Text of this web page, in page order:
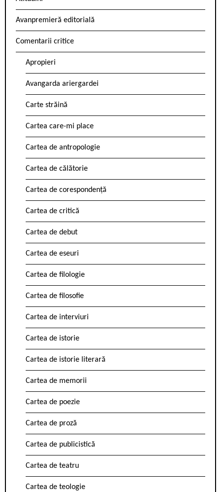
Avanpremieră editorială
Comentarii critice
Apropieri
Avangarda ariergardei
Carte străină
Cartea care-mi place
Cartea de antropologie
Cartea de călătorie
Cartea de corespondență
Cartea de critică
Cartea de debut
Cartea de eseuri
Cartea de filologie
Cartea de filosofie
Cartea de interviuri
Cartea de istorie
Cartea de istorie literară
Cartea de memorii
Cartea de poezie
Cartea de proză
Cartea de publicistică
Cartea de teatru
Cartea de teologie